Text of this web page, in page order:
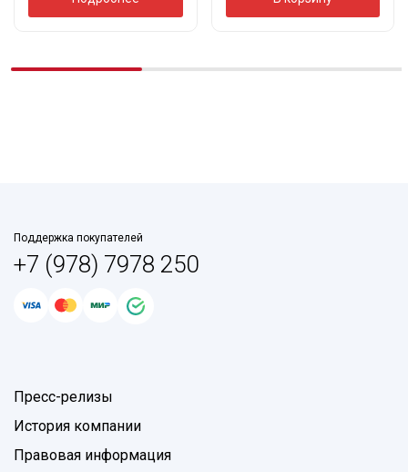
Поддержка покупателей
+7 (978) 7978 250
Пресс-релизы
История компании
Правовая информация